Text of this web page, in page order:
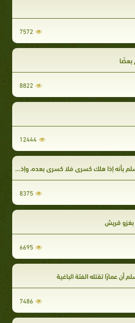
7572
8822
12444
إذا هلك كسرى فلا كسرى بعده، وإذا هلك قيصر فلا قيصر بعده
8375
بغزو قريش
6695
أن عمارًا تقتله الفئة الباغية
7486